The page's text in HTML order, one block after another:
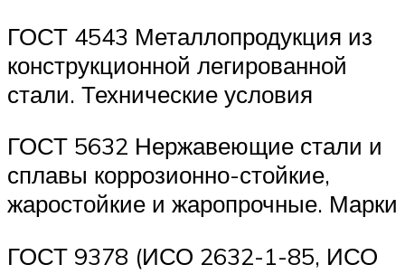
ГОСТ 4543 Металлопродукция из
конструкционной легированной
стали. Технические условия
ГОСТ 5632 Нержавеющие стали и
сплавы коррозионно-стойкие,
жаростойкие и жаропрочные. Марки
ГОСТ 9378 (ИСО 2632-1-85, ИСО